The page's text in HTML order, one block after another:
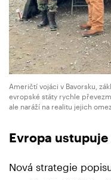
Američtí vojáci v Bavorsku,
evropské státy rychle
ale naráží na realitu jejich
Evropa
Nová strategie